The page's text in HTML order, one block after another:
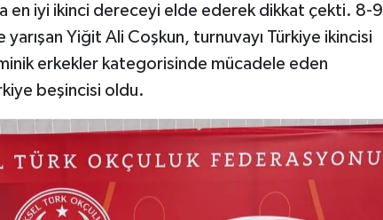
en iyi ikinci dereceyi elde ederek dikkat çekti. 8-9
Yiğit Ali Coşkun, turnuvayı Türkiye ikincisi
erkekler kategorisinde mücadele eden
beşincisi oldu.